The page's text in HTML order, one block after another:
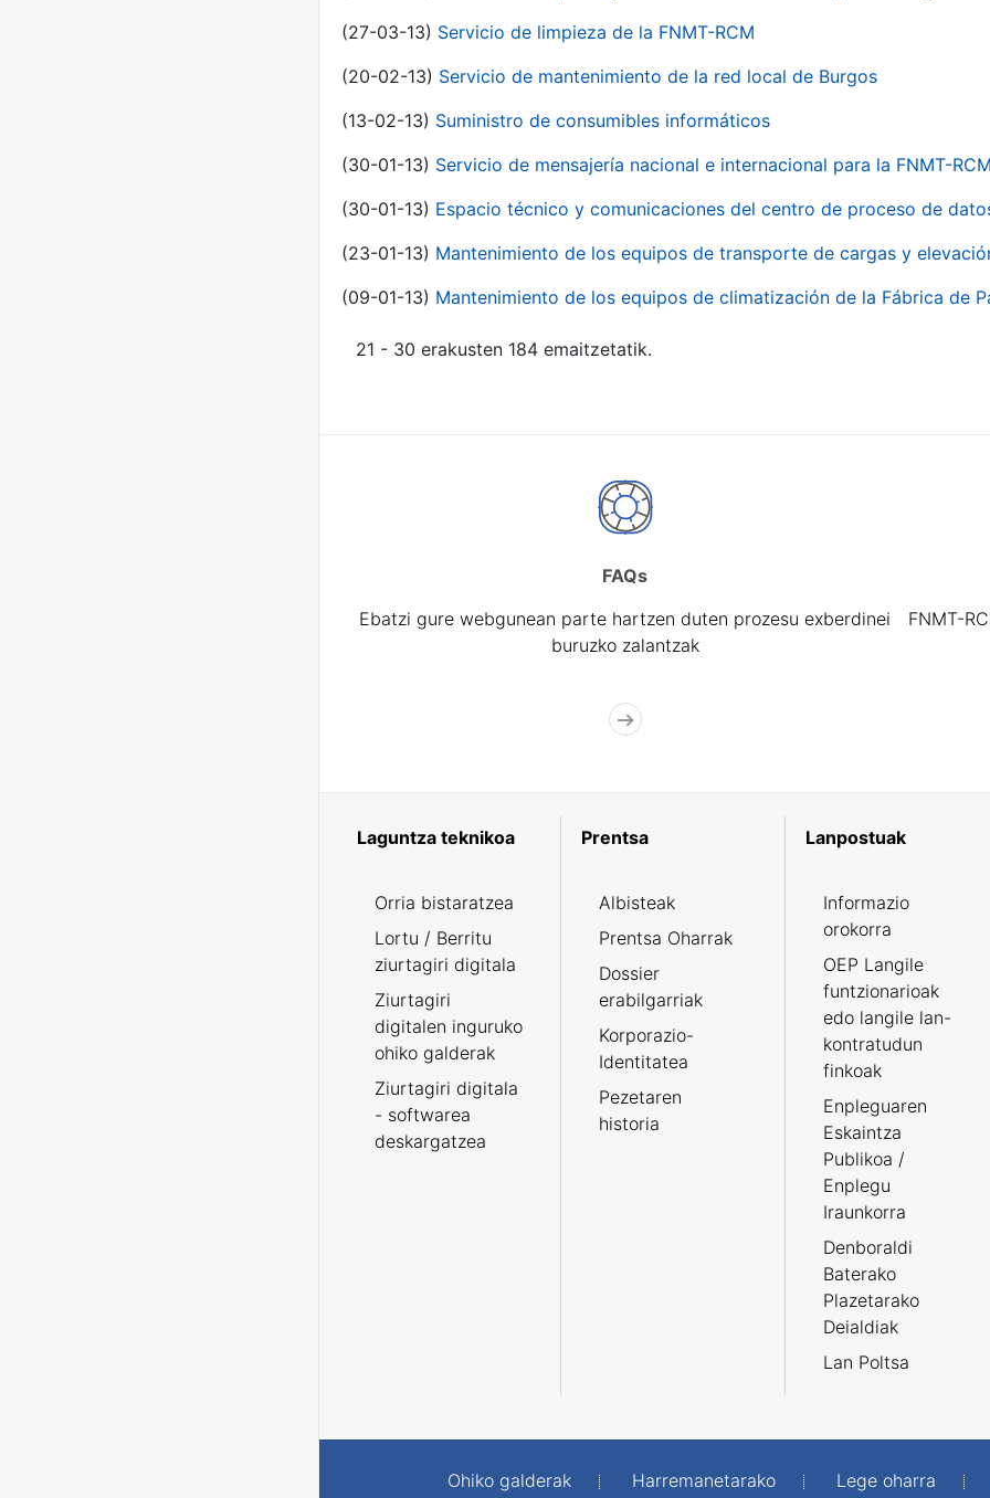
(27-03-13) Servicio de limpieza de la FNMT-RCM
(20-02-13) Servicio de mantenimiento de la red local de Burgos
(13-02-13) Suministro de consumibles informáticos
(30-01-13) Servicio de mensajería nacional e internacional para la FNMT-
(30-01-13) Espacio técnico y comunicaciones del centro de proceso de
(23-01-13) Mantenimiento de los equipos de transporte de cargas y
(09-01-13) Mantenimiento de los equipos de climatización de la Fábrica de
21 - 30 erakusten 184 emaitzetatik.
FAQs
Ebatzi gure webgunean parte hartzen duten prozesu exberdinei
buruzko zalantzak
FNMT-
Laguntza teknikoa
Orria bistaratzea
Lortu / Berritu
ziurtagiri digitala
Ziurtagiri
digitalen inguruko
ohiko galderak
Ziurtagiri digitala
- softwarea
deskargatzea
Prentsa
Albisteak
Prentsa Oharrak
Dossier
erabilgarriak
Korporazio-
Identitatea
Pezetaren
historia
Lanpostuak
Informazio
orokorra
OEP Langile
funtzionarioak
edo langile lan-
kontratudun
finkoak
Enpleguaren
Eskaintza
Publikoa /
Enplegu
Iraunkorra
Denboraldi
Baterako
Plazetarako
Deialdiak
Lan Poltsa
Ohiko galderak Harremanetarako Lege oharra